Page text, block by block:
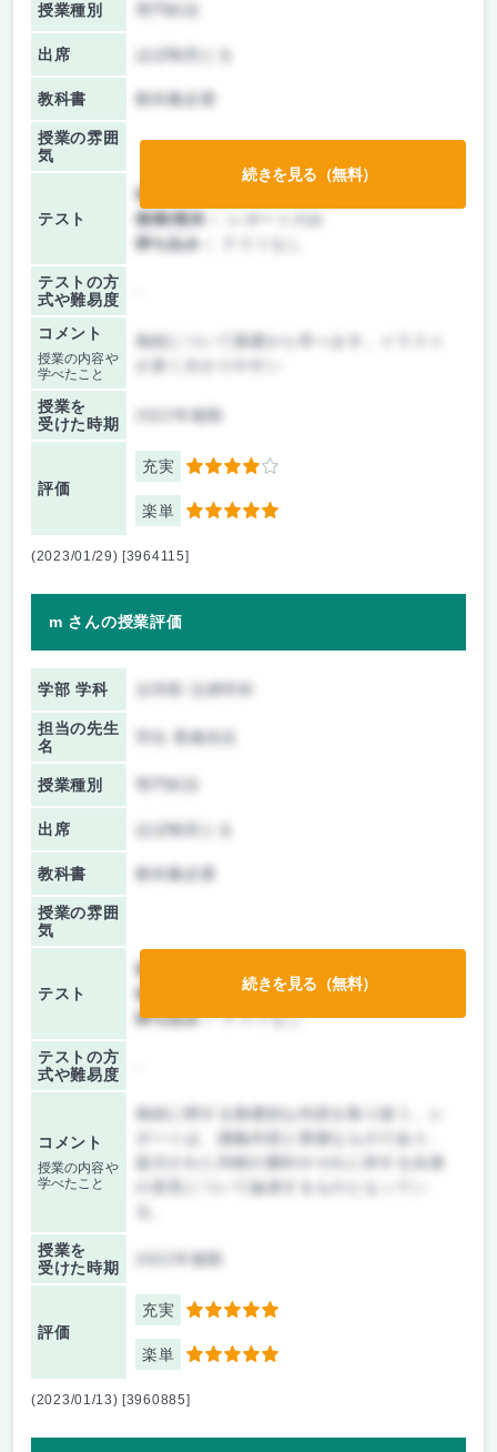
授業種別
出席 ほぼ毎回とる
教科書 教科書必要
授業の雰囲
気
テスト
前期/中間：
後期/期末：
持ち込み：
テストの方
式や難易度
コメント
授業の内容や
学べたこと
相続について基礎から学べます。イラスト
授業を
受けた時期
2022年後期
評価
充実 4
楽単 5
続きを見る（無料）
(2023/01/29) [3964115]
m さんの授業評価
学部 学科
担当の先生
名
羽生 香織先生
授業種別
出席 ほぼ毎回とる
教科書 教科書必要
授業の雰囲
気
テスト
前期/中間：
後期/期末：
レポートのみ
持ち込み：テストなし
テストの方
式や難易度
コメント
授業の内容や
学べたこと
相続に関する基礎的な内容を取り扱う。レ
ポートは、講義内容と密接なものであり、
の意見について論述するものとなってい
授業を
受けた時期
2022年後期
評価
充実 5
楽単 5
続きを見る（無料）
(2023/01/13) [3960885]